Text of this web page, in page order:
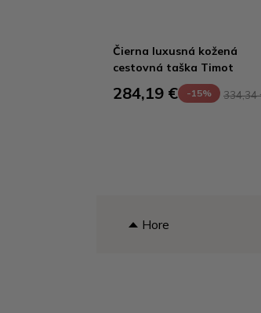
Čierna luxusná kožená
cestovná taška Timot
284,19 € -15% 334,34
Hore